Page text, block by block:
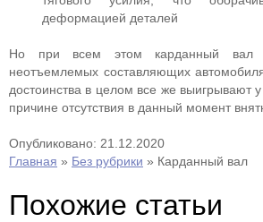
деформацией деталей
Но при всем этом карданный вал
неотъемлемых составляющих
достоинства в целом все же выигрывают у
причине отсутствия в данный момент
Опубликовано: 21.12.2020
Главная » Без рубрики » Карданный вал
Похожие статьи